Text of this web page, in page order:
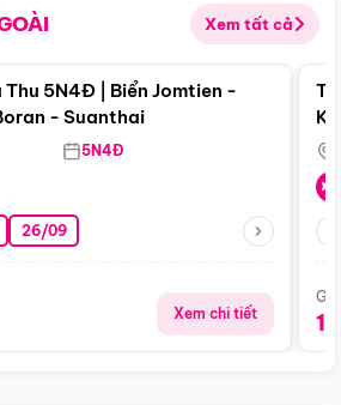
Xem tất cả
Điểm nổi bật
Thu 5N4Đ | Biển Jomtien -
- Suanthai
5N4Đ
26/09
Xem chi tiết